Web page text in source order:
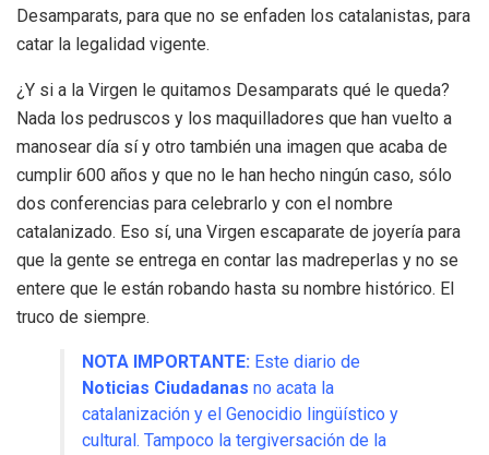
Desamparats, para que no se enfaden los catalanistas, para
catar la legalidad vigente.
¿Y si a la Virgen le quitamos Desamparats qué le queda?
Nada los pedruscos y los maquilladores que han vuelto a
manosear día sí y otro también una imagen que acaba de
cumplir 600 años y que no le han hecho ningún caso, sólo
dos conferencias para celebrarlo y con el nombre
catalanizado. Eso sí, una Virgen escaparate de joyería para
que la gente se entrega en contar las madreperlas y no se
entere que le están robando hasta su nombre histórico. El
truco de siempre.
NOTA IMPORTANTE: Este diario de
Noticias Ciudadanas no acata la
catalanización y el Genocidio lingüístico y
cultural. Tampoco la tergiversación de la